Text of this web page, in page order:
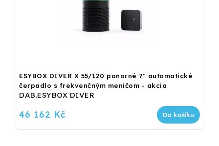
ESYBOX DIVER X 55/120 ponorné 7" automatické
čerpadlo s frekvenčným meničom - akcia
DAB.ESYBOX DIVER
46 162 Kč Do košíku